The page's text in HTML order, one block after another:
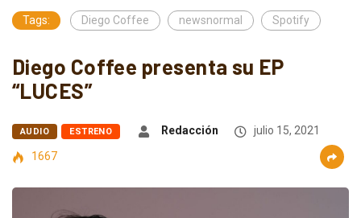
Tags: Diego Coffee newsnormal Spotify
Diego Coffee presenta su EP
“LUCES”
AUDIO ESTRENO Redacción
julio 15, 2021
1667